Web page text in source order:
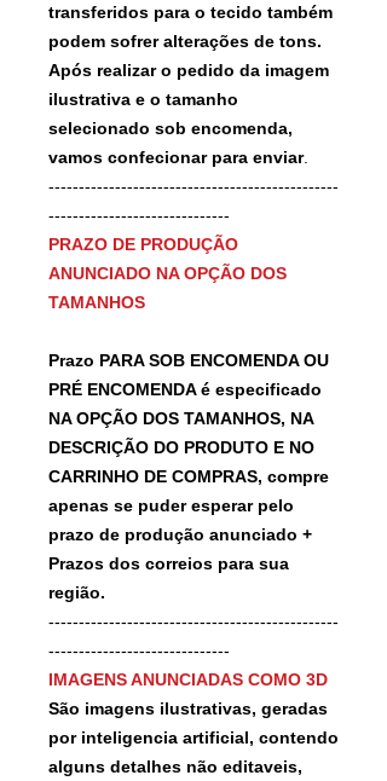
transferidos para o tecido também
podem sofrer alterações de tons.
Após realizar o pedido da imagem
ilustrativa e o tamanho
selecionado sob encomenda,
vamos confecionar para enviar.
------------------------------------------------
------------------------------
PRAZO DE PRODUÇÃO
ANUNCIADO NA OPÇÃO DOS
TAMANHOS
Prazo PARA SOB ENCOMENDA OU
PRÉ ENCOMENDA é especificado
NA OPÇÃO DOS TAMANHOS, NA
DESCRIÇÃO DO PRODUTO E NO
CARRINHO DE COMPRAS, compre
apenas se puder esperar pelo
prazo de produção anunciado +
Prazos dos correios para sua
região.
------------------------------------------------
------------------------------
IMAGENS ANUNCIADAS COMO 3D
São imagens ilustrativas, geradas
por inteligencia artificial, contendo
alguns detalhes não editaveis,